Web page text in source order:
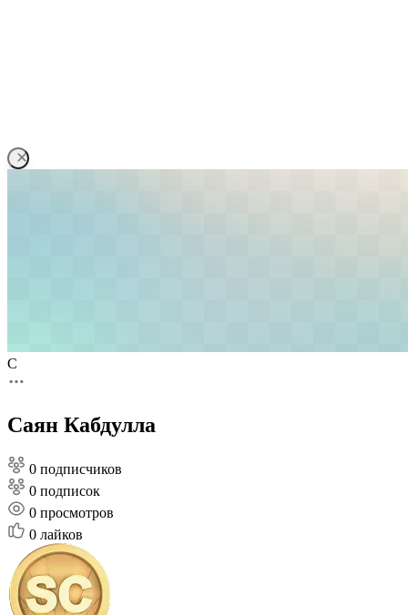
С
Саян Кабдулла
0 подписчиков
0 подписок
0 просмотров
0 лайков